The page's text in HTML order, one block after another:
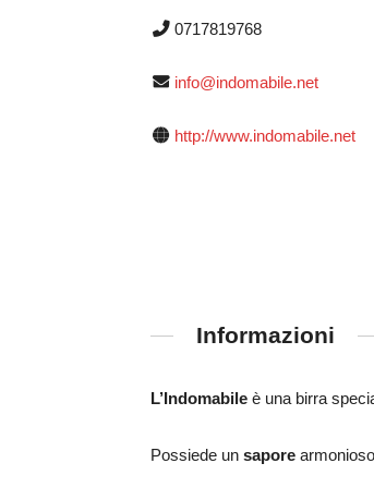
0717819768
info@indomabile.net
http://www.indomabile.net
Informazioni
L’Indomabile è una birra
Possiede un sapore